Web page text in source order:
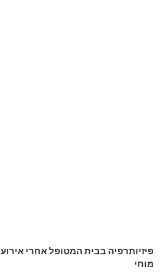
פיזיותרפיה בבית המטופל אחרי אירוע
מוחי